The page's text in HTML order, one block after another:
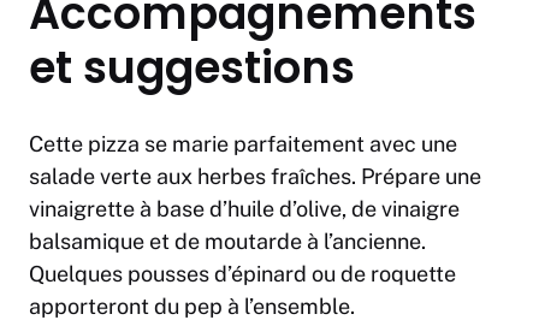
Accompagnements
et suggestions
Cette pizza se marie parfaitement avec une
salade verte aux herbes fraîches. Prépare une
vinaigrette à base d’huile d’olive, de vinaigre
balsamique et de moutarde à l’ancienne.
Quelques pousses d’épinard ou de roquette
apporteront du pep à l’ensemble.